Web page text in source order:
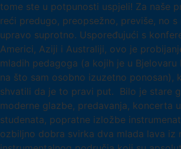
tome ste u potpunosti uspjeli! Za naše
reći predugo, preopsežno, previše, no
upravo suprotno. Uspoređujući s
Americi, Aziji i Australiji, ovo je
mladih pedagoga (a kojih je u
na što sam osobno izuzetno ponosan),
shvatili da je to pravi put. Bilo je stare
moderne glazbe, predavanja, koncerta
studenata, popratne izložbe
ozbiljno dobra svirka dva mlada lava iz